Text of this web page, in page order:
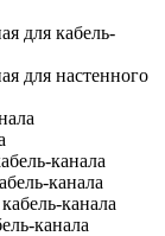
для кабель-
для настенного
канала
канала
канала
канала